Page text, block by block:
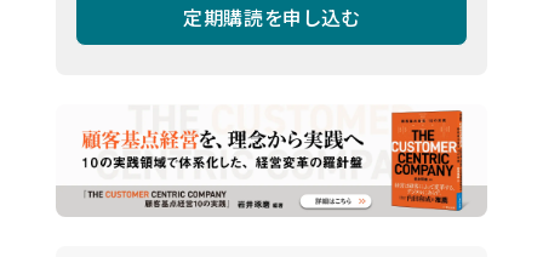
定期購読を申し込む